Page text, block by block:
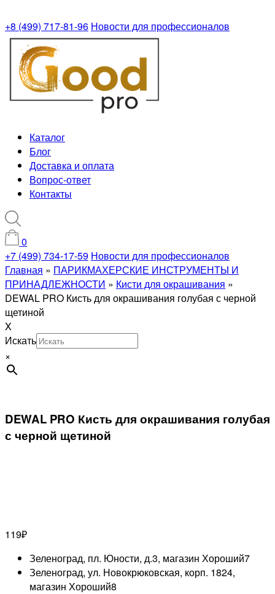
+8 (499) 717-81-96 Новости для профессионалов
Каталог
Блог
Доставка и оплата
Вопрос-ответ
Контакты
0
+7 (499) 734-17-59 Новости для профессионалов
Главная » ПАРИКМАХЕРСКИЕ ИНСТРУМЕНТЫ И
ПРИНАДЛЕЖНОСТИ » Кисти для окрашивания »
DEWAL PRO Кисть для окрашивания голубая с черной
щетиной
X
Искать
×
DEWAL PRO Кисть для окрашивания голубая
с черной щетиной
119₽
Зеленоград, пл. Юности, д.3, магазин Хороший7
Зеленоград, ул. Новокрюковская, корп. 1824,
магазин Хороший8